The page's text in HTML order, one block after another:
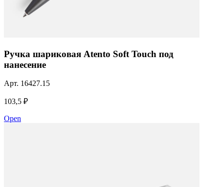
Ручка шариковая Atento Soft Touch под
нанесение
Арт. 16427.15
103,5 ₽
Open